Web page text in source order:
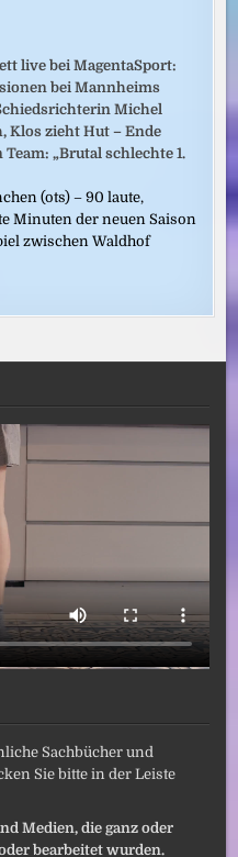
live bei MagentaSport:
bei Mannheims
Michel
Klos zieht Hut – Ende
Team: „Brutal schlechte 1.
(ots) – 90 laute,
Minuten der neuen Saison
zwischen Waldhof
Sachbücher und
Sie bitte in der Leiste
Medien, die ganz oder
bearbeitet wurden.